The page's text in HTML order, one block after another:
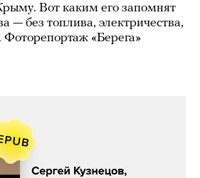
Вот каким его запомнят
— без топлива, электричества,
Фоторепортаж «Берега»